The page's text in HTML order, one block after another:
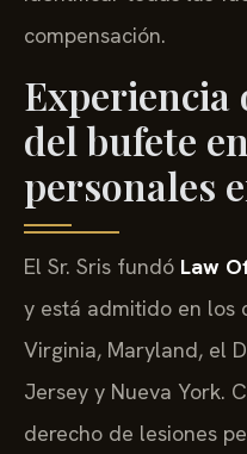
compensación.
Experiencia
del bufete
personales
El Sr. Sris fundó Law
y está admitido en los
Virginia, Maryland, el
Jersey y Nueva York.
derecho de lesiones